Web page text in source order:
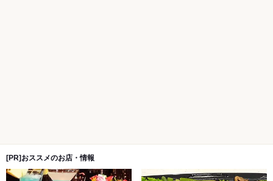
[PR]おススメのお店・情報